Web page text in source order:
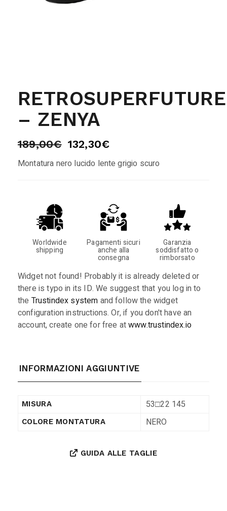
RETROSUPERFUTURE
– ZENYA
189,00€ 132,30€
Montatura nero lucido lente grigio scuro
Worldwide
shipping
Pagamenti sicuri
anche alla
consegna
Garanzia
soddisfatto o
rimborsato
Widget not found! Probably it is already deleted or
there is typo in its ID. We suggest that you log in to
the Trustindex system and follow the widget
configuration instructions. Or, if you don't have an
account, create one for free atwww.trustindex.io
INFORMAZIONI AGGIUNTIVE
MISURA 53□22 145
COLORE MONTATURA NERO
GUIDA ALLE TAGLIE